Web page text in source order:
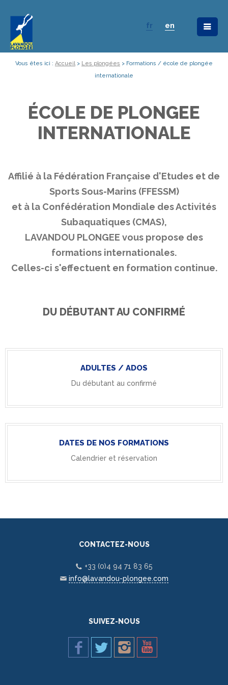
fr en
Vous êtes ici : Accueil> Les plongées > Formations / école de plongée
internationale
ÉCOLE DE PLONGEE
INTERNATIONALE
Affilié à la Fédération Française d'Etudes et de
Sports Sous-Marins (FFESSM)
et à la Confédération Mondiale des Activités
Subaquatiques (CMAS),
LAVANDOU PLONGEE vous propose des
formations internationales.
Celles-ci s'effectuent en formation continue.
DU DÉBUTANT AU CONFIRMÉ
ADULTES / ADOS
Du débutant au confirmé
DATES DE NOS FORMATIONS
Calendrier et réservation
CONTACTEZ-NOUS
+33 (0)4 94 71 83 65
info@lavandou-plongee.com
SUIVEZ-NOUS